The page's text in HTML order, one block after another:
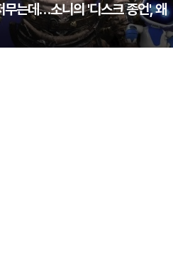
는데…소니의 '디스크 종언', 왜